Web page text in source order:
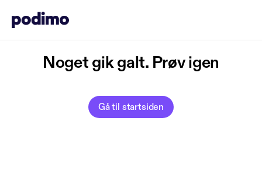
Noget gik galt. Prøv igen
Gå til startsiden